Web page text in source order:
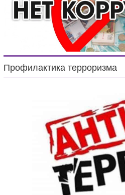
Профилактика терроризма